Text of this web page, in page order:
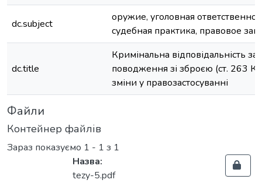
dc.subject
оружие, уголовная
судебная практика, правовое
dc.title
Кримінальна відповідальність
поводження зі зброєю (ст. 263 КК
зміни у правозастосуванні
Файли
Контейнер файлів
Зараз показуємо 1 - 1 з 1
Назва:
tezy-5.pdf